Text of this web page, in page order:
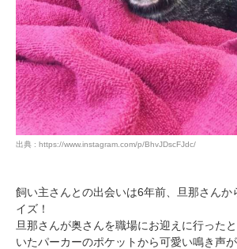
出典 : https://www.instagram.com/p/BhvJDscFJdc/
飼い主さんとの出会いは6年前、旦那さんか
イズ！
旦那さんが奥さんを職場にお迎えに行った
いたパーカーのポケットから可愛い鳴き声